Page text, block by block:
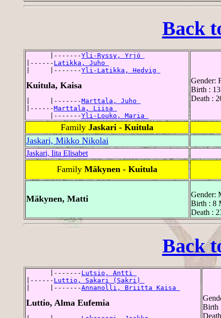
Back
      |-------
Yli-Ryssy, Yrjö
|------ Latikka, Juho
|     |-------Yli-Latikka, Hedvig
Kuitula, Kaisa
|     |-------Marttala, Juho
|------Marttala, Liisa
      |-------
Yli-Louko, Maria
Gender:
Birth :
Death :
Family Jaskari - Kuitula
Jaskari, Mikko Nikolai
Jaskari, Iita Elisabet
Family Mäkynen - Kuitula
Mäkynen, Matti
Gender:
Birth : 8
Death :
Back
      |-------
Lutsio, Antti
|------ Luttio, Sakari (Sakri)
|     |-------Annanolli, Briitta Kaisa
Luttio, Alma Eufemia
Birth